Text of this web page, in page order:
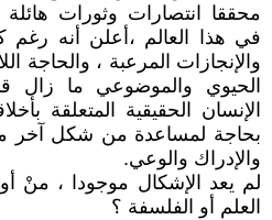
محققا انتصارات وثورات
في هذا العالم ،أعلن أنه رغم
والإنجازات المرعبة ، والحاجة
الحيوي والموضوعي ما
الإنسان الحقيقية المتعلقة
بحاجة لمساعدة من شكل آخر
والإدراك والوعي.
لم يعد الإشكال موجودا ، منْ
العلم أو الفلسفة ؟